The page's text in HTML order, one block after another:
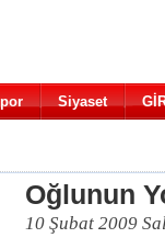
Siyaset
Oğlunun
10 Şubat 2009